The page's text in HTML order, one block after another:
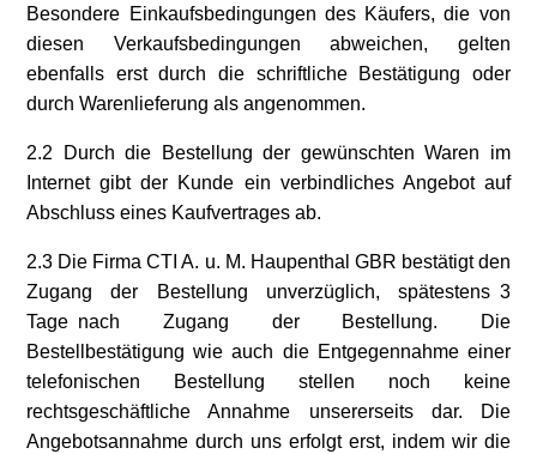
Besondere Einkaufsbedingungen des Käufers, die von
diesen Verkaufsbedingungen abweichen, gelten
ebenfalls erst durch die schriftliche Bestätigung oder
durch Warenlieferung als angenommen.
2.2 Durch die Bestellung der gewünschten Waren im
Internet gibt der Kunde ein verbindliches Angebot auf
Abschluss eines Kaufvertrages ab.
2.3 Die Firma CTI A. u. M. Haupenthal GBR bestätigt den
Zugang der Bestellung unverzüglich, spätestens 3
Tage nach Zugang der Bestellung. Die
Bestellbestätigung wie auch die Entgegennahme einer
telefonischen Bestellung stellen noch keine
rechtsgeschäftliche Annahme unsererseits dar. Die
Angebotsannahme durch uns erfolgt erst, indem wir die